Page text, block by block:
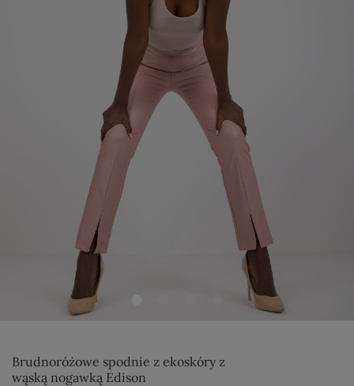
Brudnoróżowe spodnie z ekoskóry z
wąską nogawką Edison